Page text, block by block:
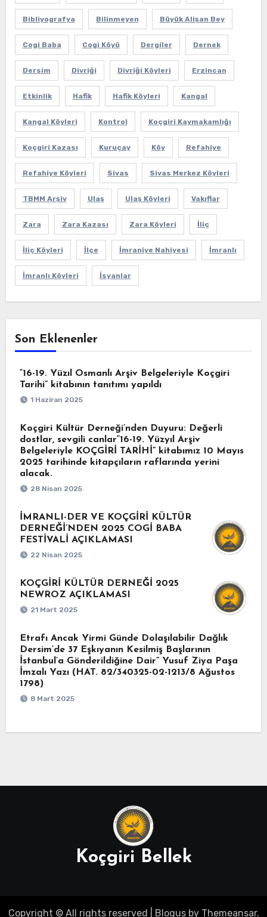
Bibliyografya Bilinmeyen Büyük Alişan Bey
Cogi Baba Cogi Köyü Dergiler Dernek
Dersim Divriği Divriği Köyleri Erzincan
Etkinlik Hafik Hafik Köyleri Kangal
Kangal Köyleri Kontrol Koçgiri Kaymakamlığı
Koçgiri Kazası Kuruçay Köy Refahiye
Refahiye Köyleri Sivas Sivas Merkez Köyleri
TBMM Arşiv Ulaş Ulaş Köyleri Vakıflar
Zara Zara Kazası Zara Köyleri İliç
İliç Köyleri İlçe İmraniye Nahiyesi İmranlı
İmranlı Köyleri İsyanlar
Son Eklenenler
“16-19. Yüzıl Osmanlı Arşiv Belgeleriyle Koçgiri
Tarihi” kitabının tanıtımı yapıldı
1 Haziran 2025
Koçgiri Kültür Derneği’nden Duyuru: Değerli
dostlar, sevgili canlar“16-19. Yüzyıl Arşiv
Belgeleriyle KOÇGİRİ TARİHİ” kitabımız 10 Mayıs
2025 tarihinde kitapçıların raflarında yerini
alacak.
28 Nisan 2025
İMRANLI-DER VE KOÇGİRİ KÜLTÜR
DERNEĞİ’NDEN 2025 COGİ BABA
FESTİVALİ AÇIKLAMASI
22 Nisan 2025
KOÇGİRİ KÜLTÜR DERNEĞİ 2025
NEWROZ AÇIKLAMASI
21 Mart 2025
Etrafı Ancak Yirmi Günde Dolaşılabilir Dağlık
Dersim’de 37 Eşkıyanın Kesilmiş Başlarının
İstanbul’a Gönderildiğine Dair” Yusuf Ziya Paşa
İmzalı Yazı (HAT. 82/340325-02-1213/8 Ağustos
1798)
8 Mart 2025
Koçgiri Bellek
Copyright © All rights reserved Blogusby Themeansar.